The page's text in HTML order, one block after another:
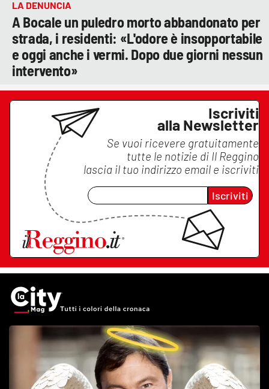
LA DENUNCIA
A Bocale un puledro morto abbandonato per
strada, i residenti: «L'odore è insopportabile
e oggi anche i vermi. Dopo due giorni nessun
intervento»
Iscriviti
alla Newsletter
Se vuoi ricevere gratuitamente
tutte le notizie di Il Reggino
lascia il tuo indirizzo email e iscriviti
Iscriviti